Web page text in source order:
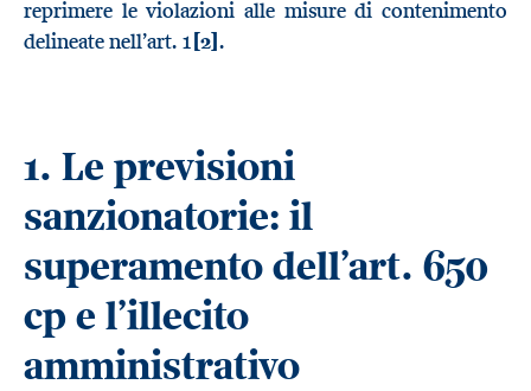
reprimere le violazioni alle misure di contenimento
delineate nell’art. 1 [2].
1. Le previsioni
sanzionatorie: il
superamento dell’art. 650
cp e l’illecito
amministrativo